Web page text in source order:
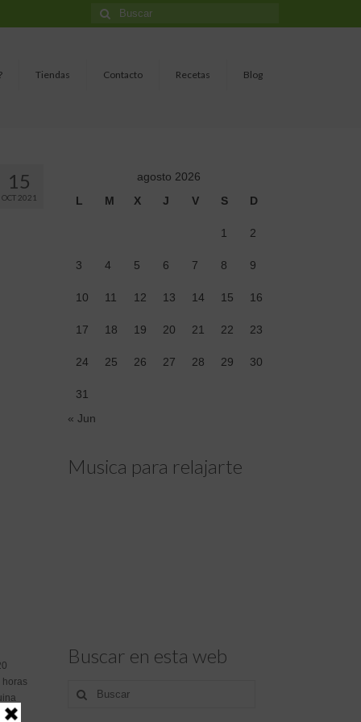
Buscar
por:
Tiendas Contacto Recetas Blog
15
OCT 2021
horas
agosto 2026
L
M X J V S D
1 2
3 4 5 6 7 8 9
10 11 12 13 14 15 16
17 18 19 20 21 22 23
24 25 26 27 28 29 30
31
« Jun
Musica para relajarte
Buscar en esta web
Buscar
por: